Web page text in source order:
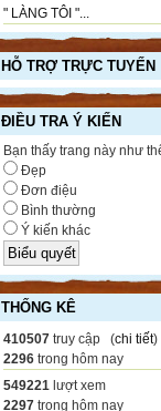
" LÀNG TÔI "...
HỖ TRỢ TRỰC TUYẾN
ĐIỀU TRA Ý KIẾN
Bạn thấy trang này như
Đẹp
Đơn điệu
Bình thường
Ý kiến khác
THỐNG KÊ
410507 truy cập (chi tiết)
2296 trong hôm nay
549221 lượt xem
2297 trong hôm nay